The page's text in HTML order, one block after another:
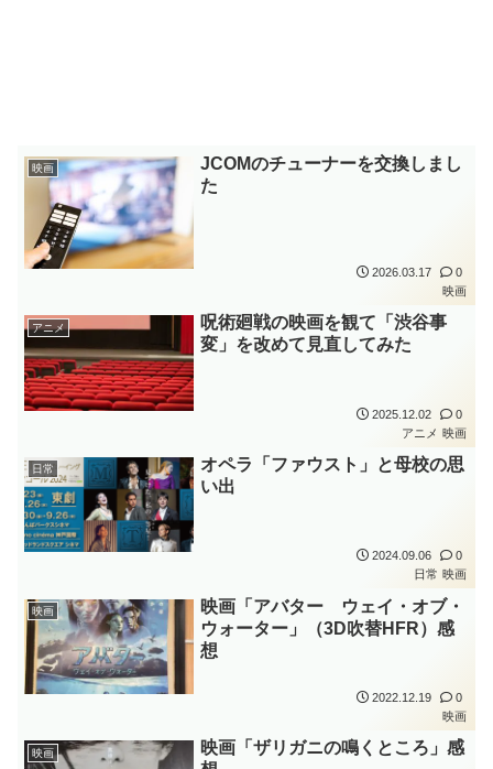
映画
JCOMのチューナーを交換しまし
た
2026.03.17
0
映画
アニメ
呪術廻戦の映画を観て「渋谷事
変」を改めて見直してみた
2025.12.02
0
アニメ 映画
日常
オペラ「ファウスト」と母校の思
い出
2024.09.06
0
日常 映画
映画
映画「アバター ウェイ・オブ・
ウォーター」（3D吹替HFR）感
想
2022.12.19
0
映画
映画
映画「ザリガニの鳴くところ」感